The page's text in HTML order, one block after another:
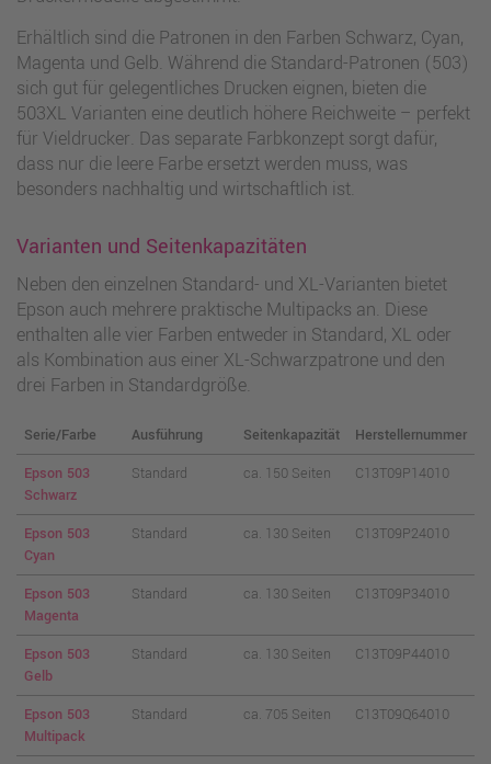
Erhältlich sind die Patronen in den Farben Schwarz, Cyan,
Magenta und Gelb. Während die Standard-Patronen (503)
sich gut für gelegentliches Drucken eignen, bieten die
503XL Varianten eine deutlich höhere Reichweite – perfekt
für Vieldrucker. Das separate Farbkonzept sorgt dafür,
dass nur die leere Farbe ersetzt werden muss, was
besonders nachhaltig und wirtschaftlich ist.
Varianten und Seitenkapazitäten
Neben den einzelnen Standard- und XL-Varianten bietet
Epson auch mehrere praktische Multipacks an. Diese
enthalten alle vier Farben entweder in Standard, XL oder
als Kombination aus einer XL-Schwarzpatrone und den
drei Farben in Standardgröße.
Serie/Farbe Ausführung Seitenkapazität
Herstellernummer
Epson 503
Schwarz
Standard ca. 150 Seiten C13T09P14010
Epson 503
Cyan
Standard ca. 130 Seiten C13T09P24010
Epson 503
Magenta
Standard ca. 130 Seiten C13T09P34010
Epson 503
Gelb
Standard ca. 130 Seiten C13T09P44010
Epson 503
Multipack
Standard ca. 705 Seiten C13T09Q64010